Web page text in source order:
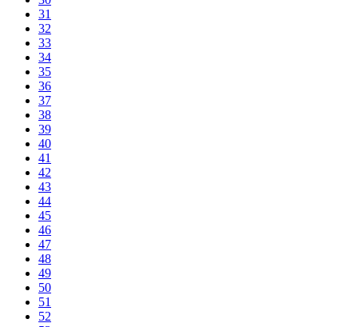
31
32
33
34
35
36
37
38
39
40
41
42
43
44
45
46
47
48
49
50
51
52